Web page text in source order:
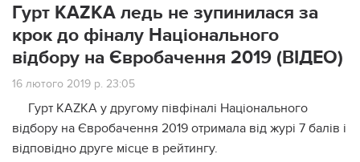
Гурт KAZKA ледь не зупинилася за
крок до фіналу Національного
відбору на Євробачення 2019 (ВІДЕО)
16 лютого 2019 р. 23:05
Гурт KAZKA у другому півфіналі Національного
відбору на Євробачення 2019 отримала від журі 7 балів і
відповідно друге місце в рейтингу.